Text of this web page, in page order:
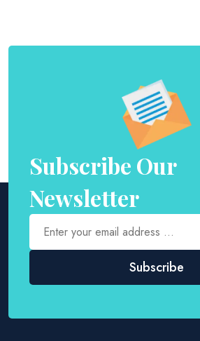
Subscribe Our
Newsletter